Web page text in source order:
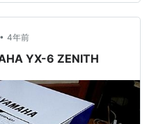
さまざま。 ＜夏用 半ヘ
イクに乗る最低限） シー
ハーフヘルメットって危
• 4年前
YX-6 ZENITH